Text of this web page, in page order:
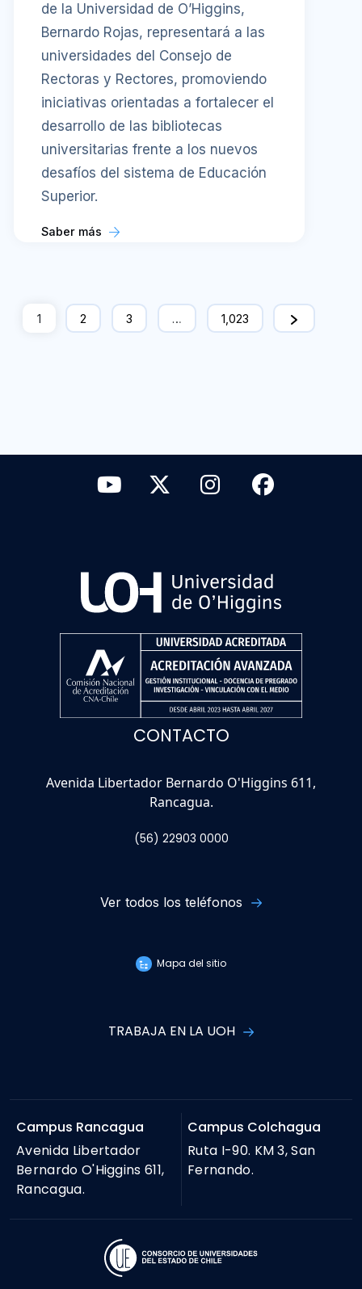
de la Universidad de O’Higgins,
Bernardo Rojas, representará a las
universidades del Consejo de
Rectoras y Rectores, promoviendo
iniciativas orientadas a fortalecer el
desarrollo de las bibliotecas
universitarias frente a los nuevos
desafíos del sistema de Educación
Superior.
Saber más
1 2 3 … 1,023
CONTACTO
Avenida Libertador Bernardo O'Higgins 611,
Rancagua.
(56) 22903 0000
Ver todos los teléfonos
Mapa del sitio
TRABAJA EN LA UOH
Campus Rancagua
Avenida Libertador
Bernardo O'Higgins 611,
Rancagua.
Campus Colchagua
Ruta I-90. KM 3, San
Fernando.